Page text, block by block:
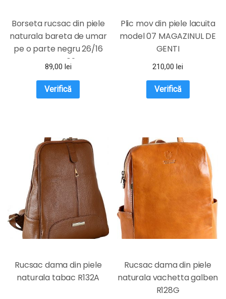
Borseta rucsac din piele
naturala bareta de umar
pe o parte negru 26/16
Magrot 024
89,00 lei
Verifică
Plic mov din piele lacuita
model 07 MAGAZINUL DE
GENTI
210,00lei
Verifică
Rucsac dama din piele
naturala tabac R132A
Rucsac dama din piele
naturala vachetta galben
R128G